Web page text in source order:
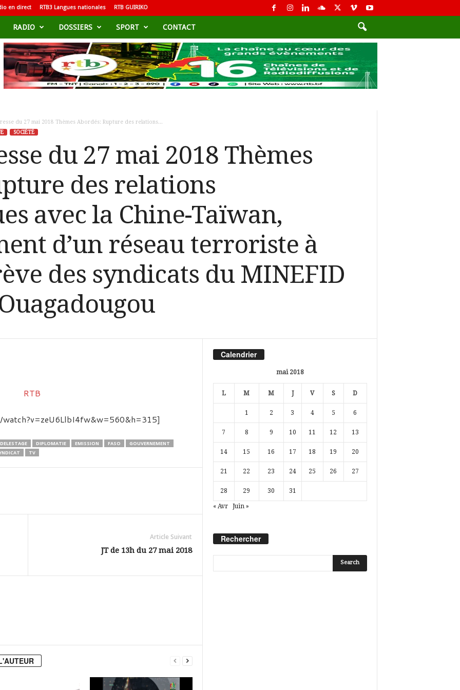
en direct RTB3 Langues nationales RTB GUIRIKO
RADIO DOSSIERS SPORT CONTACT
du 27 mai 2018 Thèmes Abordés: Rupture des relations...
SOCIÉTÉ
du 27 mai 2018 Thèmes
des relations
avec la Chine-Taïwan,
d’un réseau terroriste à
des syndicats du MINEFID
DELESTAGE DIPLOMATIE EMISSION FASO
GOUVERNEMENT
TV
Article Suivant
JT de 13h du 27 mai 2018
Calendrier
mai 2018
L M M J V S D
1 2 3 4 5 6
7 8 9 10 11 12 13
14 15 16 17 18 19 20
21 22 23 24 25 26 27
28 29 30 31
« Avr Juin »
Rechercher